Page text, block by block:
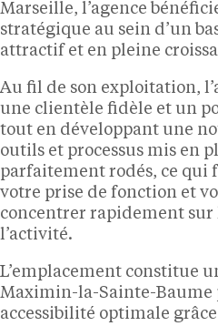
Marseille, l’agence
stratégique au sein d’un
attractif et en pleine
Au fil de son exploitation,
une clientèle fidèle et un
tout en développant une
outils et processus mis en
parfaitement rodés, ce
votre prise de fonction et
concentrer rapidement sur
l’activité.
L’emplacement constitue
Maximin-la-Sainte-Baume
accessibilité optimale grâce